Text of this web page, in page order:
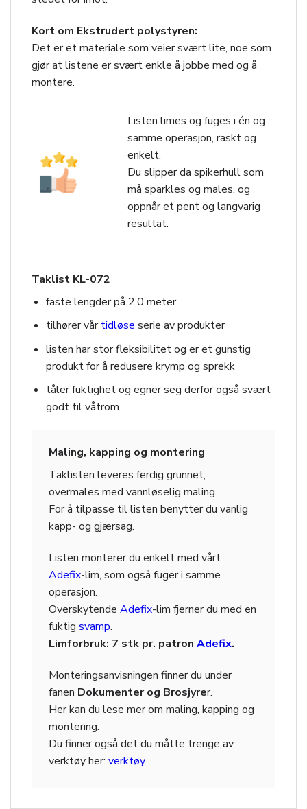
Kort om Ekstrudert polystyren:
Det er et materiale som veier svært lite, noe som
gjør at listene er svært enkle å jobbe med og å
montere.
Listen limes og fuges i én og
samme operasjon, raskt og
enkelt.
Du slipper da spikerhull som
må sparkles og males, og
oppnår et pent og langvarig
resultat.
Taklist KL-072
faste lengder på 2,0 meter
tilhører vårtidløse serie av produkter
listen har stor fleksibilitet og er et gunstig
produkt for å redusere krymp og sprekk
tåler fuktighet og egner seg derfor også svært
godt til våtrom
Maling, kapping og montering
Taklisten leveres ferdig grunnet,
overmales med vannløselig maling.
For å tilpasse til listen benytter du vanlig
kapp- og gjærsag.
Listen monterer du enkelt med vårt
Adefix-lim, som også fuger i samme
operasjon.
Overskytende Adefix-lim fjerner du med en
fuktig svamp.
Limforbruk: 7 stk pr. patron Adefix.
Monteringsanvisningen finner du under
fanen Dokumenter og Brosjyrer.
Her kan du lese mer om maling, kapping og
montering.
Du finner også det du måtte trenge av
verktøy her: verktøy